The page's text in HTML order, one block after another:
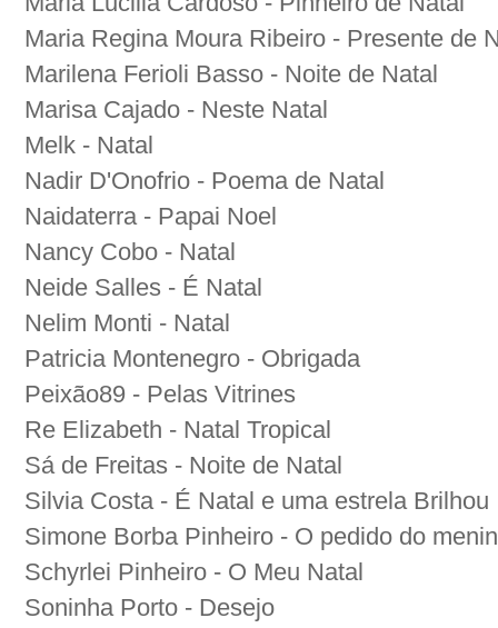
Maria Regina Moura Ribeiro - Presente de
Marilena Ferioli Basso - Noite de Natal
Marisa Cajado - Neste Natal
Melk - Natal
Nadir D'Onofrio - Poema de Natal
Naidaterra - Papai Noel
Nancy Cobo - Natal
Neide Salles - É Natal
Nelim Monti - Natal
Patricia Montenegro - Obrigada
Peixão89 - Pelas Vitrines
Re Elizabeth - Natal Tropical
Sá de Freitas - Noite de Natal
Silvia Costa - É Natal e uma estrela Brilhou
Simone Borba Pinheiro - O pedido do
Schyrlei Pinheiro - O Meu Natal
Soninha Porto - Desejo